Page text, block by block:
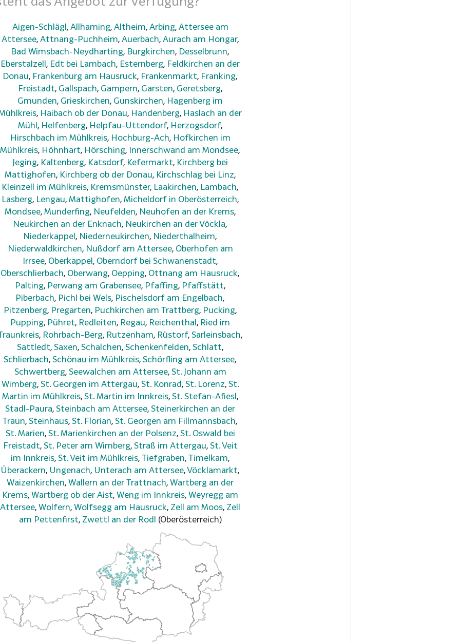
Aigen-Schlägl, Allhaming, Altheim, Arbing, Attersee am
Attersee, Attnang-Puchheim, Auerbach, Aurach am Hongar,
Bad Wimsbach-Neydharting, Burgkirchen, Desselbrunn,
Eberstalzell, Edt bei Lambach, Esternberg, Feldkirchen an der
Donau, Frankenburg am Hausruck, Frankenmarkt, Franking,
Freistadt, Gallspach, Gampern, Garsten, Geretsberg,
Gmunden, Grieskirchen, Gunskirchen, Hagenberg im
, Haibach ob der Donau, Handenberg, Haslach an der
Mühl, Helfenberg, Helpfau-Uttendorf, Herzogsdorf,
Hirschbach im Mühlkreis, Hochburg-Ach, Hofkirchen im
Mühlkreis, Höhnhart, Hörsching, Innerschwand am Mondsee,
Jeging, Kaltenberg, Katsdorf, Kefermarkt, Kirchberg bei
Mattighofen, Kirchberg ob der Donau, Kirchschlag bei Linz,
Kleinzell im Mühlkreis, Kremsmünster, Laakirchen, Lambach,
Lasberg, Lengau, Mattighofen, Micheldorf in Oberösterreich,
Mondsee, Munderfing, Neufelden, Neuhofen an der Krems,
Neukirchen an der Enknach, Neukirchen an der Vöckla,
Niederkappel, Niederneukirchen, Niederthalheim,
Niederwaldkirchen, Nußdorf am Attersee, Oberhofen am
Irrsee, Oberkappel, Oberndorf bei Schwanenstadt,
Oberschlierbach, Oberwang, Oepping, Ottnang am Hausruck,
Palting, Perwang am Grabensee, Pfaffing, Pfaffstätt,
Piberbach, Pichl bei Wels, Pischelsdorf am Engelbach,
Pitzenberg, Pregarten, Puchkirchen am Trattberg, Pucking,
Pupping, Pühret, Redleiten, Regau, Reichenthal, Ried im
, Rohrbach-Berg, Rutzenham, Rüstorf, Sarleinsbach,
Sattledt, Saxen, Schalchen, Schenkenfelden, Schlatt,
Schlierbach, Schönau im Mühlkreis, Schörfling am Attersee,
Schwertberg, Seewalchen am Attersee, St. Johann am
Wimberg, St. Georgen im Attergau, St. Konrad, St. Lorenz, St.
Martin im Mühlkreis, St. Martin im Innkreis, St. Stefan-Afiesl,
Stadl-Paura, Steinbach am Attersee, Steinerkirchen an der
Traun, Steinhaus, St. Florian, St. Georgen am Fillmannsbach,
St. Marien, St. Marienkirchen an der Polsenz, St. Oswald bei
Freistadt, St. Peter am Wimberg, Straß im Attergau, St. Veit
im Innkreis, St. Veit im Mühlkreis, Tiefgraben, Timelkam,
Überackern, Ungenach, Unterach am Attersee,Vöcklamarkt,
Waizenkirchen, Wallern an der Trattnach, Wartberg an der
Krems, Wartberg ob der Aist, Weng im Innkreis, Weyregg am
Attersee, Wolfern, Wolfsegg am Hausruck, Zell am Moos, Zell
am Pettenfirst, Zwettl an der Rodl (Oberösterreich)